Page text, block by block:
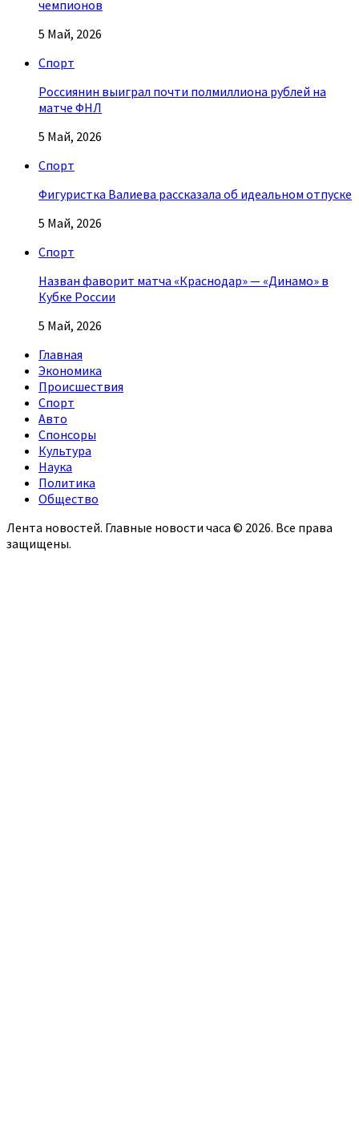
чемпионов
5 Май, 2026
Спорт
Россиянин выиграл почти полмиллиона рублей на
матче ФНЛ
5 Май, 2026
Спорт
Фигуристка Валиева рассказала об идеальном отпуске
5 Май, 2026
Спорт
Назван фаворит матча «Краснодар» — «Динамо» в
Кубке России
5 Май, 2026
Главная
Экономика
Происшествия
Спорт
Авто
Спонсоры
Культура
Наука
Политика
Общество
Лента новостей. Главные новости часа © 2026. Все права
защищены.